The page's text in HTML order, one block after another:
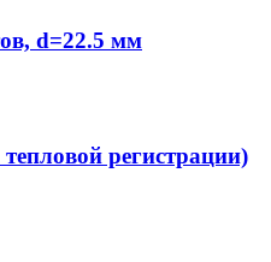
d=22.5 мм
регистрации)